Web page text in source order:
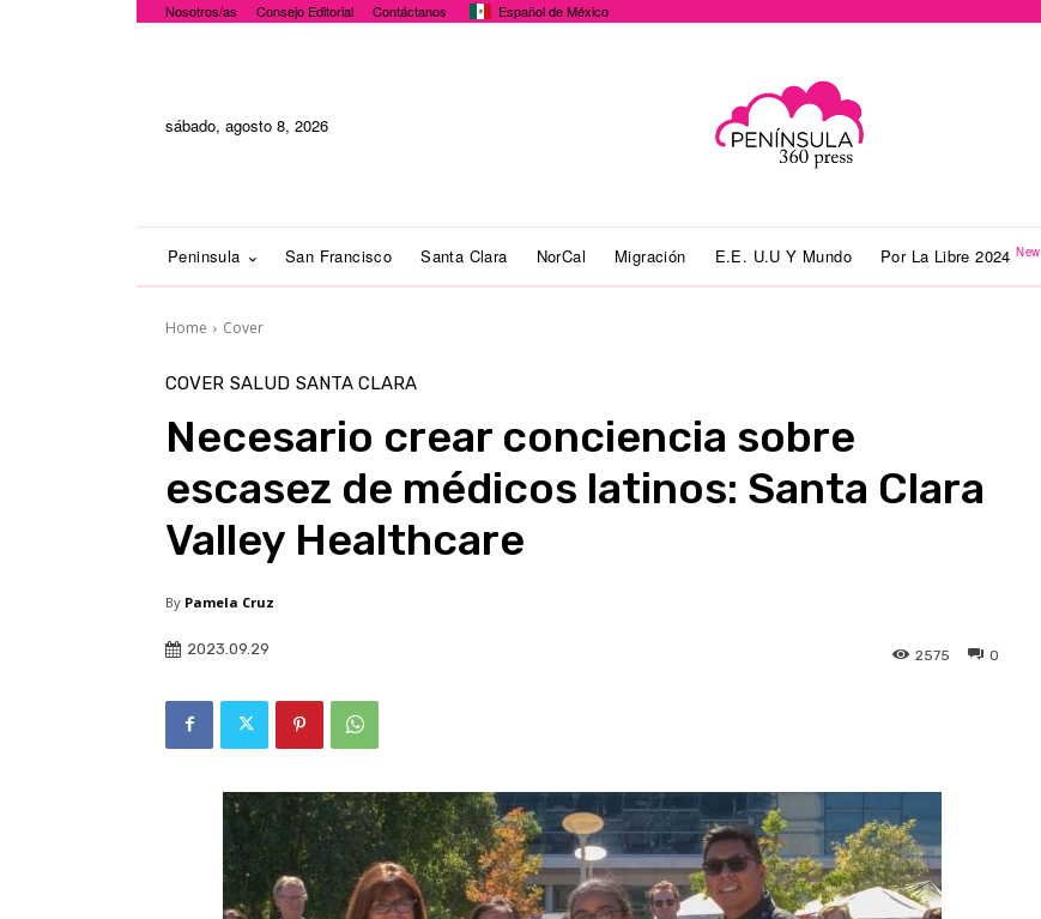
Nosotros/as Consejo Editorial Contáctanos Español de México
sábado, agosto 8, 2026
Peninsula San Francisco Santa Clara NorCal Migración E.E. U.U Y Mundo Por La Libre 2024New
Home Cover
COVER SALUD SANTA CLARA
Necesario crear conciencia sobre
escasez de médicos latinos: Santa Clara
Valley Healthcare
By Pamela Cruz
2023.09.29 0
2575